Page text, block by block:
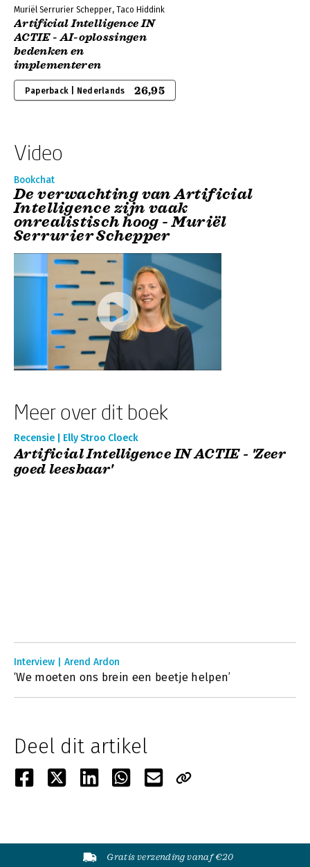
Muriël Serrurier Schepper, Taco Hiddink
Artificial Intelligence IN
ACTIE - AI-oplossingen
bedenken en
implementeren
Paperback | Nederlands 26,95
Video
Bookchat
De verwachting van Artificial
Intelligence zijn vaak
onrealistisch hoog - Muriël
Serrurier Schepper
Meer over dit boek
Recensie | Elly Stroo Cloeck
Artificial Intelligence IN ACTIE - 'Zeer
goed leesbaar'
Interview | Arend Ardon
‘We moeten ons brein een beetje helpen’
Deel dit artikel
Gratis verzending vanaf €20